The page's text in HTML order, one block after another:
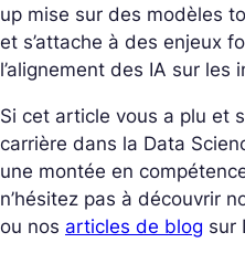
up mise sur des modèles
et s’attache à des enjeux
l’alignement des IA sur les
Si cet article vous a plu et
carrière dans la Data
une montée en
n’hésitez pas à découvrir
ou nos articles de blog sur